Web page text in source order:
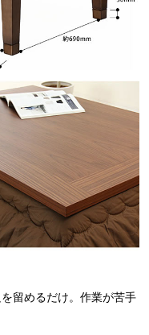
留めるだけ。作業が苦手